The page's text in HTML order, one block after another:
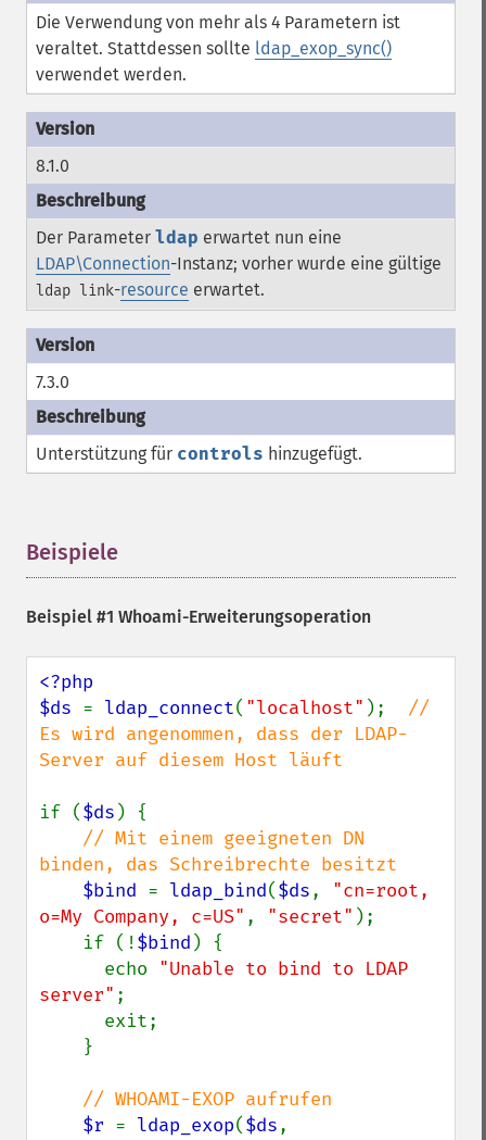
Die Verwendung von mehr als 4 Parametern ist
veraltet. Stattdessen sollte ldap_exop_sync()
verwendet werden.
8.1.0
Der Parameter ldap erwartet nun eine
LDAP\Connection-Instanz; vorher wurde eine gültige
ldap link-resource erwartet.
7.3.0
Unterstützung für controls hinzugefügt.
Beispiele
Beispiel #1 Whoami-Erweiterungsoperation
<?php
$ds = ldap_connect( "localhost" ); //
Es wird angenommen, dass der LDAP-
Server auf diesem Host läuft
if ($ds ) {
// Mit einem geeigneten DN
binden, das Schreibrechte besitzt
$bind = ldap_bind($ds, "cn=root,
o=My Company, c=US" , "secret" );
    if (!
$bind ) {
      echo
"Unable to bind to LDAP
server" ;
// WHOAMI-EXOP aufrufen
$r = ldap_exop($ds